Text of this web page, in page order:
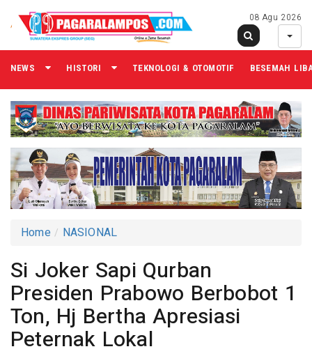
08 Agu 2026
NEWS HISTORI TEKNOLOGI & OTOMOTIF BESEMAH
Home NASIONAL
Si Joker Sapi Qurban
Presiden Prabowo Berbobot 1
Ton, Hj Bertha Apresiasi
Peternak Lokal